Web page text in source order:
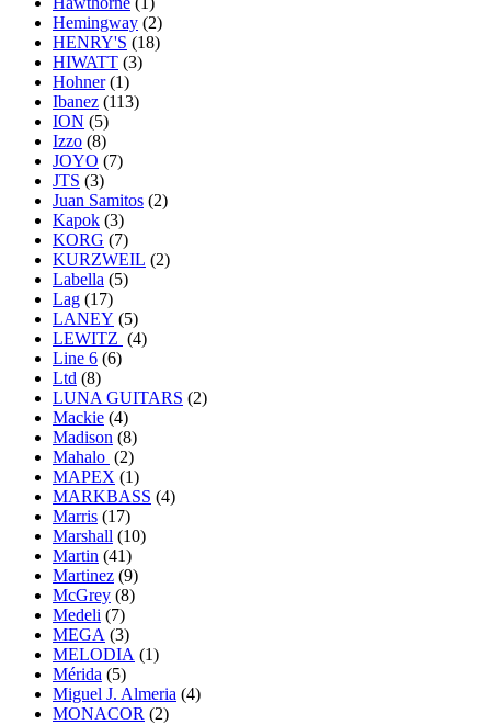
Hemingway (2)
HENRY'S (18)
HIWATT (3)
Hohner(1)
Ibanez (113)
ION (5)
Izzo (8)
JOYO (7)
JTS (3)
Juan Samitos (2)
Kapok (3)
KORG (7)
KURZWEIL (2)
Labella (5)
Lag (17)
LANEY (5)
LEWITZ (4)
Line 6 (6)
Ltd (8)
LUNA GUITARS (2)
Mackie (4)
Madison (8)
Mahalo (2)
MAPEX (1)
MARKBASS (4)
Marris (17)
Marshall (10)
Martin (41)
Martinez (9)
McGrey (8)
Medeli (7)
MEGA (3)
MELODIA (1)
Mérida (5)
Miguel J. Almeria (4)
MONACOR (2)